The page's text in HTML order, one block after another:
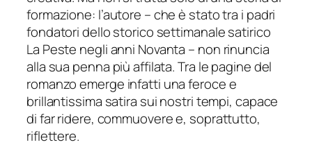
formazione: l’autore – che è stato tra i padri
fondatori dello storico settimanale satirico
La Peste negli anni Novanta – non rinuncia
alla sua penna più affilata. Tra le pagine del
romanzo emerge infatti una feroce e
brillantissima satira sui nostri tempi, capace
di far ridere, commuovere e, soprattutto,
riflettere.